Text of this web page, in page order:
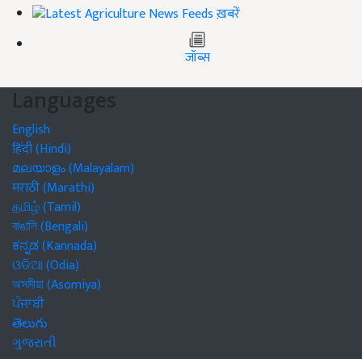
ख़बरें
जॉब्स
Languages
English
हिंदी (Hindi)
മലയാളം (Malayalam)
मराठी (Marathi)
தமிழ் (Tamil)
বাঙালি (Bengali)
ಕನ್ನಡ (Kannada)
ଓଡିଆ (Odia)
অসমীয়া (Asomiya)
ਪੰਜਾਬੀ
తెలుగు
ગુજરાતી